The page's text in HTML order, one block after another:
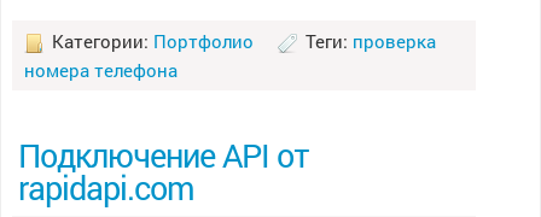
Категории: Портфолио Теги: проверка
номера телефона
Подключение API от
rapidapi.com